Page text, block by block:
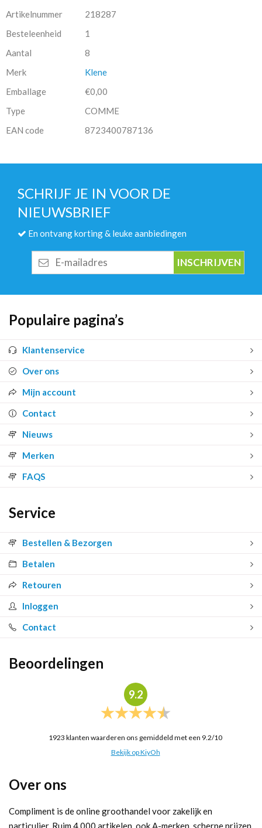
Artikelnummer
218287
Besteleenheid
1
Aantal
8
Merk
Klene
Emballage
€0,00
Type
COMME
EAN code
8723400787136
SCHRIJF JE IN VOOR DE
NIEUWSBRIEF
En ontvang korting & leuke aanbiedingen
mailadres
Populaire pagina’s
Klantenservice
Over ons
Mijn account
Contact
Nieuws
Merken
FAQS
Service
Bestellen & Bezorgen
Betalen
Retouren
Inloggen
Contact
Beoordelingen
9.2
1923 klanten waarderen ons gemiddeld met een 9.2/10
Bekijk op KiyOh
Over ons
Compliment is de online groothandel voor zakelijk en
particulier. Ruim 4.000 artikelen, ook A-merken, scherpe prijzen.